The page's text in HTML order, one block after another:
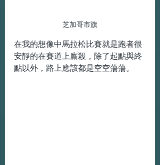
芝加哥市旗
在我的想像中馬拉松比賽就是跑者很
安靜的在賽道上廝殺，除了起點與終
點以外，路上應該都是空空蕩蕩。